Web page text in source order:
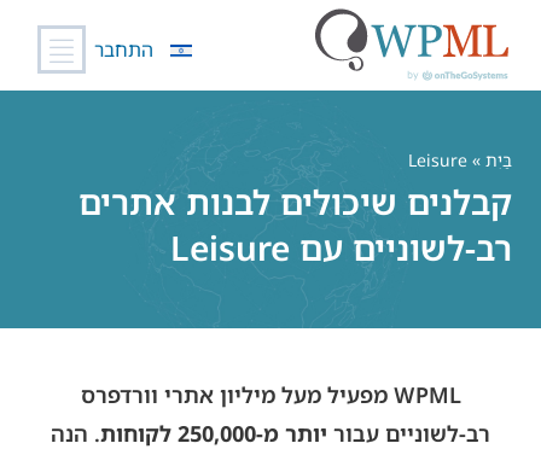
התחבר
בַּיִת » Leisure
קבלנים שיכולים לבנות אתרים
רב-לשוניים עם Leisure
WPML מפעיל מעל מיליון אתרי וורדפרס
רב-לשוניים עבור יותר מ-250,000 לקוחות
. הנה